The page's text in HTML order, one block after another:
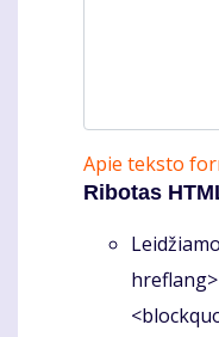
Apie teksto
Ribotas